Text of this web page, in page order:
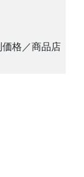
格／商品店